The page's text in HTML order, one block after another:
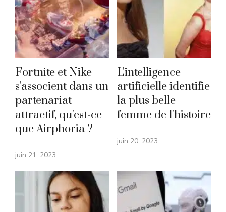
Fortnite et Nike
s'associent dans un
partenariat
attractif, qu'est-ce
que Airphoria ?
juin 21, 2023
L'intelligence
artificielle identifie
la plus belle
femme de l'histoire
juin 20, 2023